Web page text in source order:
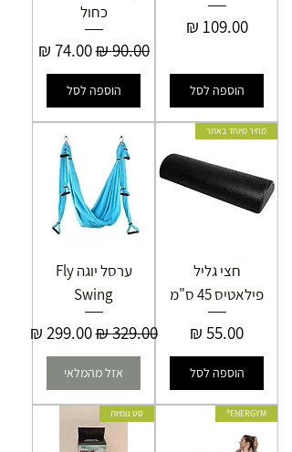
מחיר‏109.00 ‏₪
הוספה לסל
כחול
מחיר רגיל‏90.00 ‏₪ מחיר מבצע‏74.00 ‏₪
הוספה לסל
מחיר מיוחד באתר
חצי גליל
פילאטיס 45 ס"מ
מחיר
הוספה לסל
ערסל יוגה Fly
Swing
מחיר רגיל‏329.00 ‏₪ מחיר מבצע‏299.00 ‏₪
אזל מהמלאי
ENERGYM® סט גומיות